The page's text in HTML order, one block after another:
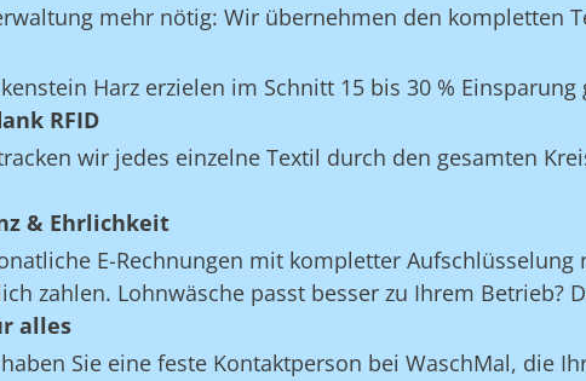
mehr nötig: Wir übernehmen den kompletten
Harz erzielen im Schnitt 15 bis 30 %
RFID
wir jedes einzelne Textil durch den gesamten
& Ehrlichkeit
E-Rechnungen mit kompletter
zahlen. Lohnwäsche passt besser zu Ihrem Betrieb?
alles
Sie eine feste Kontaktperson bei WaschMal, die